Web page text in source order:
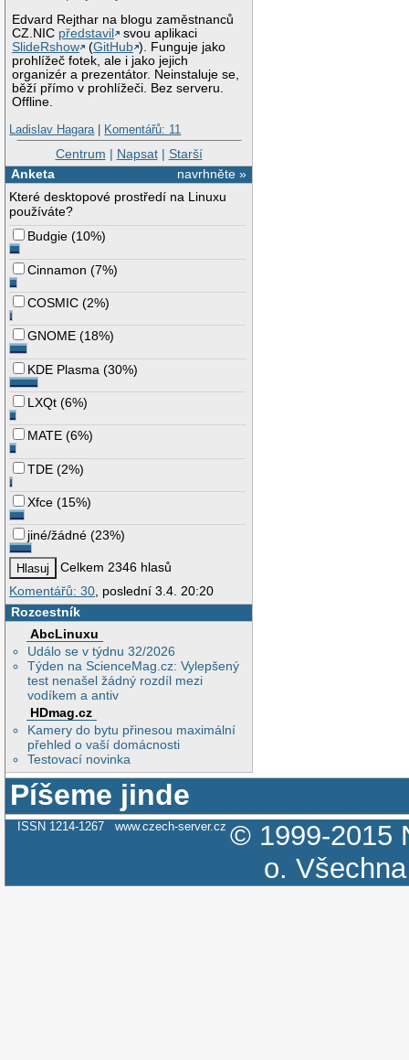
Edvard Rejthar na blogu zaměstnanců
CZ.NIC představil
svou aplikaci
SlideRshow
(GitHub ). Funguje jako
prohlížeč fotek, ale i jako jejich
organizér a prezentátor. Neinstaluje se,
běží přímo v prohlížeči. Bez serveru.
Offline.
Ladislav Hagara| Komentářů: 11
Centrum | Napsat| Starší
navrhněte »
Anketa
Které desktopové prostředí na Linuxu
používáte?
Budgie (10%)
Cinnamon (7%)
COSMIC (2%)
GNOME (18%)
KDE Plasma (30%)
LXQt (6%)
MATE (6%)
TDE (2%)
Xfce (15%)
jiné/žádné (23%)
Celkem 2346 hlasů
Komentářů: 30 , poslední 3.4. 20:20
Rozcestník
AbcLinuxu
Událo se v týdnu 32/2026
Týden na ScienceMag.cz: Vylepšený
test nenašel žádný rozdíl mezi
vodíkem a antiv
HDmag.cz
Kamery do bytu přinesou maximální
přehled o vaší domácnosti
Testovací novinka
Píšeme jinde
ISSN 1214-1267 www.czech-server.cz © 1999-2015
o.